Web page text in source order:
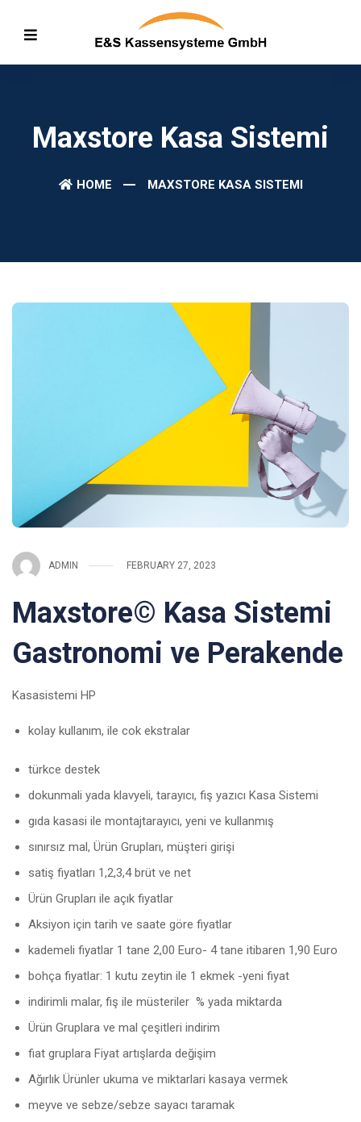
Maxstore Kasa Sistemi
HOME MAXSTORE KASA SISTEMI
ADMIN FEBRUARY 27, 2023
Maxstore© Kasa Sistemi
Gastronomi ve Perakende
Kasasistemi HP
kolay kullanım, ile cok ekstralar
türkce destek
dokunmali yada klavyeli, tarayıcı, fiş yazıcı Kasa Sistemi
gıda kasasi ile montajtarayıcı, yeni ve kullanmış
sınırsız mal, Ürün Grupları, müşteri girişi
satiş fiyatları 1,2,3,4 brüt ve net
Ürün Grupları ile açık fiyatlar
Aksiyon için tarih ve saate göre fiyatlar
kademeli fiyatlar 1 tane 2,00 Euro- 4 tane itibaren 1,90 Euro
bohça fiyatlar: 1 kutu zeytin ile 1 ekmek -yeni fiyat
indirimli malar, fiş ile müsteriler % yada miktarda
Ürün Gruplara ve mal çeşitleri indirim
fiat gruplara Fiyat artışlarda değişim
Ağırlık Ürünler ukuma ve miktarlari kasaya vermek
meyve ve sebze/sebze sayacı taramak